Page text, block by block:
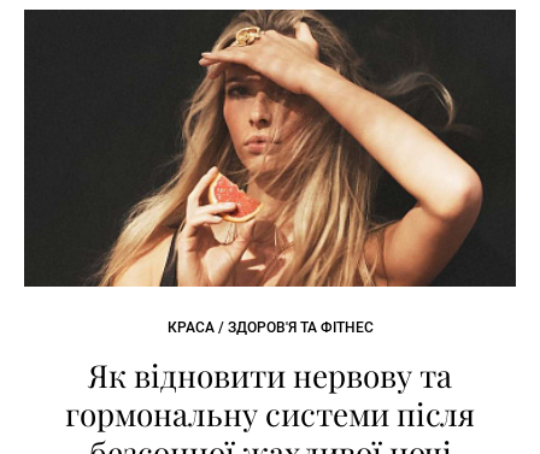
КРАСА / ЗДОРОВ'Я ТА ФІТНЕС
Як відновити нервову та
гормональну системи після